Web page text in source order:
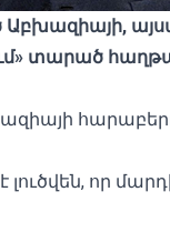
տարած
որ